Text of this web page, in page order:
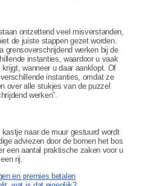
ontzettend veel misverstanden,
de juiste stappen gezet worden.
grensoverschrijdend werken bij de
instanties, waardoor u vaak
wanneer u daar aanklopt. Of
instanties, omdat ze
over alle stukjes van de puzzel
werken”.
naar de muur gestuurd wordt
adviezen door de bomen het bos
een aantal praktische zaken voor u
rij.
en premies betalen